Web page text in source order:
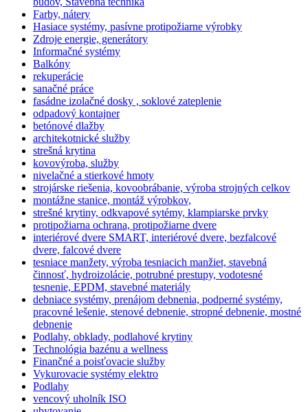
Farby, nátery
Hasiace systémy, pasívne protipožiarne výrobky
Zdroje energie, generátory
Informačné systémy
Balkóny
rekuperácie
sanačné práce
fasádne izolačné dosky , soklové zateplenie
odpadový kontajner
betónové dlažby
architekotnické služby
strešná krytina
kovovýroba, služby
nivelačné a stierkové hmoty
strojárske riešenia, kovoobrábanie, výroba strojných celkov
montážne stanice, montáž výrobkov,
strešné krytiny, odkvapové sytémy, klampiarske prvky
protipožiarna ochrana, protipožiarne dvere
interiérové dvere SMART, interiérové dvere, bezfalcové
dvere, falcové dvere
tesniace manžety, výroba tesniacich manžiet, stavebná
činnosť, hydroizolácie, potrubné prestupy, vodotesné
tesnenie, EPDM, stavebné materiály
debniace systémy, prenájom debnenia, podperné systémy,
pracovné lešenie, stenové debnenie, stropné debnenie, mostné
debnenie
Podlahy, obklady, podlahové krytiny
Technológia bazénu a wellness
Finančné a poisťovacie služby
Vykurovacie systémy elektro
Podlahy
vencový uholník ISO